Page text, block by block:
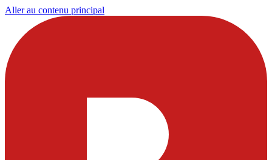
Aller au contenu principal